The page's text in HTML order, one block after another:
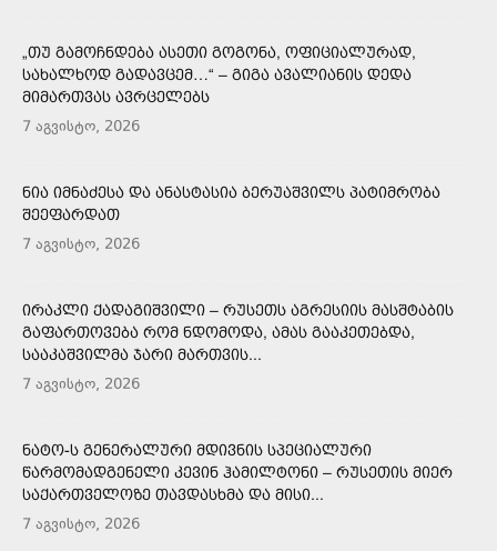
„ᲗᲣ ᲒᲐᲛᲝᲩᲜᲓᲔᲑᲐ ᲐᲡᲔᲗᲘ ᲒᲝᲒᲝᲜᲐ, ᲝᲤᲘᲪᲘᲐᲚᲣᲠᲐᲓ,
ᲡᲐᲮᲐᲚᲮᲝᲓ ᲒᲐᲓᲐᲕᲪᲔᲛ…“ – ᲒᲘᲒᲐ ᲐᲕᲐᲚᲘᲐᲜᲘᲡ ᲓᲔᲓᲐ
ᲛᲘᲛᲐᲠᲗᲕᲐᲡ ᲐᲕᲠᲪᲔᲚᲔᲑᲡ
7 აგვისტო, 2026
ᲜᲘᲐ ᲘᲛᲜᲐᲫᲔᲡᲐ ᲓᲐ ᲐᲜᲐᲡᲢᲐᲡᲘᲐ ᲑᲔᲠᲣᲐᲨᲕᲘᲚᲡ ᲞᲐᲢᲘᲛᲠᲝᲑᲐ
ᲨᲔᲔᲤᲐᲠᲓᲐᲗ
7 აგვისტო, 2026
ᲘᲠᲐᲙᲚᲘ ᲥᲐᲓᲐᲒᲘᲨᲕᲘᲚᲘ – ᲠᲣᲡᲔᲗᲡ ᲐᲒᲠᲔᲡᲘᲘᲡ ᲛᲐᲡᲨᲢᲐᲑᲘᲡ
ᲒᲐᲤᲐᲠᲗᲝᲕᲔᲑᲐ ᲠᲝᲛ ᲜᲓᲝᲛᲝᲓᲐ, ᲐᲛᲐᲡ ᲒᲐᲐᲙᲔᲗᲔᲑᲓᲐ,
ᲡᲐᲐᲙᲐᲨᲕᲘᲚᲛᲐ ᲯᲐᲠᲘ ᲛᲐᲠᲗᲕᲘᲡ...
7 აგვისტო, 2026
ᲜᲐᲢᲝ-Ს ᲒᲔᲜᲔᲠᲐᲚᲣᲠᲘ ᲛᲓᲘᲕᲜᲘᲡ ᲡᲞᲔᲪᲘᲐᲚᲣᲠᲘ
ᲬᲐᲠᲛᲝᲛᲐᲓᲒᲔᲜᲔᲚᲘ ᲙᲔᲕᲘᲜ ᲰᲐᲛᲘᲚᲢᲝᲜᲘ – ᲠᲣᲡᲔᲗᲘᲡ ᲛᲘᲔᲠ
ᲡᲐᲥᲐᲠᲗᲕᲔᲚᲝᲖᲔ ᲗᲐᲕᲓᲐᲡᲮᲛᲐ ᲓᲐ ᲛᲘᲡᲘ...
7 აგვისტო, 2026